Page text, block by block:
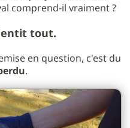
comprend-il vraiment ?
tout.
en question, c'est du
.